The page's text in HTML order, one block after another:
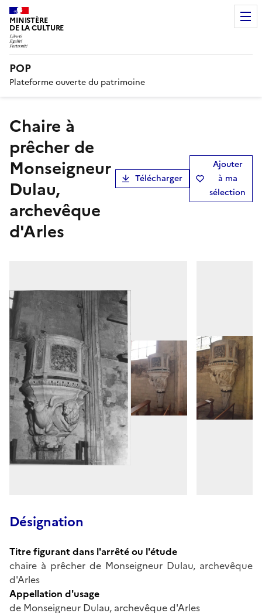
MINISTÈRE
DE LA CULTURE
POP
Plateforme ouverte du patrimoine
chaire à
prêcher de
Monseigneur
Dulau,
archevêque
d'Arles
Télécharger
Ajouter
à ma
sélection
Désignation
Titre figurant dans l'arrêté ou l'étude
chaire à prêcher de Monseigneur Dulau, archevêque
d'Arles
Appellation d'usage
de Monseigneur Dulau, archevêque d'Arles